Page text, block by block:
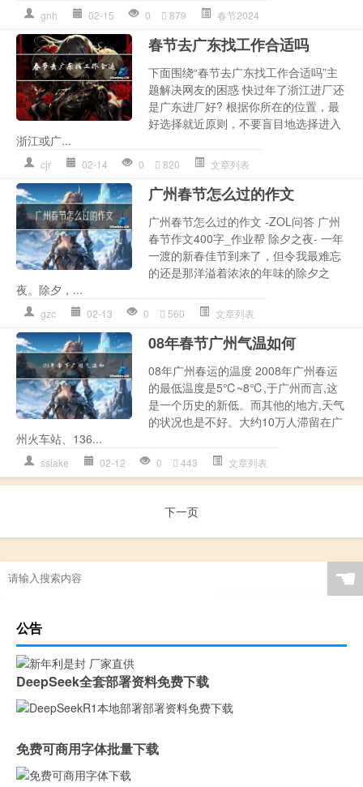
gnh 02-15 0 879 春节2024
春节去广东找工作合适吗
下面围绕“春节去广东找工作合适吗”主
题解决网友的困惑 快过年了浙江进厂还
是广东进厂好? 根据你所在的位置，最
好选择就近原则，不要盲目地选择进入
浙江或广...
cjr 02-14 0 820 文章列表
广州春节怎么过的作文
广州春节怎么过的作文 -ZOL问答 广州
春节作文400字_作业帮 除夕之夜- 一年
一渡的新春佳节到来了，但令我最难忘
的还是那洋溢着浓浓的年味的除夕之
夜。除夕，...
gzc 02-13 0 560 文章列表
08年春节广州气温如何
08年广州春运的温度 2008年广州春运
的最低温度是5℃~8℃,于广州而言,这
是一个历史的新低。而其他的地方,天气
的状况也是不好。大约10万人滞留在广
州火车站、136...
sslake 02-12 0 443 文章列表
下一页
☚
公告
DeepSeek全套部署资料免费下载
免费可商用字体批量下载